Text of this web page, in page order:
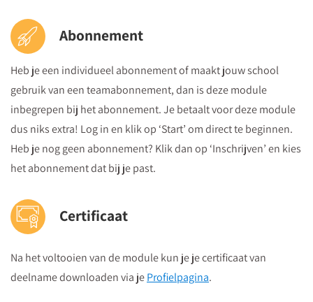
Abonnement
Heb je een individueel abonnement of maakt jouw school
gebruik van een teamabonnement, dan is deze module
inbegrepen bij het abonnement. Je betaalt voor deze module
dus niks extra! Log in en klik op ‘Start’ om direct te beginnen.
Heb je nog geen abonnement? Klik dan op ‘Inschrijven’ en kies
het abonnement dat bij je past.
Certificaat
Na het voltooien van de module kun je je certificaat van
deelname downloaden via jeProfielpagina.